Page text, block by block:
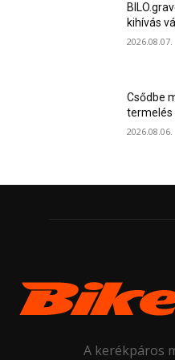
kihívás
2026.08.07.
Csődbe
termelés
2026.08.06.
A kerékpáros